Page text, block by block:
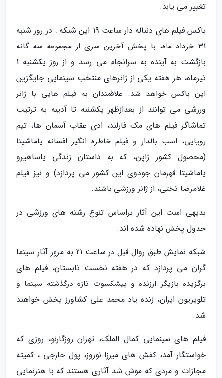
تغییر می یابد.
باکس فیلم های دنباله دار ساعت 19 این شبکه ، در روز شنبه
31 خرداد ماه، با پخش آخرین سری از مجموعه سه گانه
بازگشت به آینده به سرانجام می رسد و از روز یکشنبه 1
تیرماه، هر هفته یکی از ژانرهای منتخب سینمایی جایگزین
این باکس خواهد شد. علاقمندان به فیلم هایی با ژانر
ورزشی می توانند از بعدازظهر یکشنبه تا آدینه به ترتیب
تماشاگر فیلم های مک فارلند، ادی عقاب آسمان ها، تیم
رویایی، اسب بالدار و فیلم خاطره انگیز افسانه یاماشیتا
(محصول کشور ژاپن، که به داستان زندگی یاساهیرو
یاماشیتا قهرمان جودوی این کشور می پردازد) و نیز فیلم
غلامرضا تختی، از ژانر ورزشی باشند.
بدیهی است این آثار براساس تنوع رشته های ورزشی در
جدول پخش نهاده شده اند.
شبکه نمایش طبق روال قبل در ساعت 21 به مرور آثار سینما
گران می پردازد که در هفته نخست تابستان، فیلم های
برگزیده بازیگر ارزنده و پیشکسوت تازه درگذشته سینما و
تلویزیون ایران، زنده یاد محمد علی کشاورز پخش خواهند
شد.
فیلم های سینمایی کمال الملک، تهران روزگارنو، روزی که
خواستگار آمد، کفش های میرزا نوروز، پول خارجی ، کمیته
مجازات و مردی که موش شد آثاری هستند که با هنرنمایی